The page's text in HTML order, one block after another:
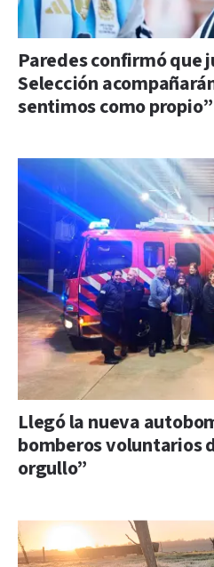
Paredes confirmó que
Selección
sentimos como propio”
Llegó la nueva
bomberos voluntarios
orgullo”